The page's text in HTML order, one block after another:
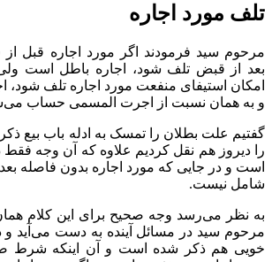
تلف مورد اجاره
مرحوم سید فرمودند اگر مورد اجاره قبل
بعد از قبض تلف شود، اجاره باطل است
امکان استیفای منفعت مورد اجاره تلف
و به همان نسبت از اجرت المسمی حساب
گفتیم علت بطلان را تمسک به ادله باب بیع
را دیروز هم نقل کردیم علاوه که آن وجه
است و در جایی که مورد اجاره بدون فاصله
شامل نیست.
به نظر می‌رسد وجه صحیح برای این کلام
مرحوم سید در مسائل آینده به دست می‌آید و
خویی هم ذکر شده است و آن اینکه شرط